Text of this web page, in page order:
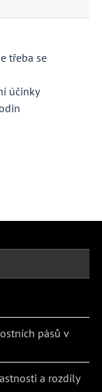
třeba se
účinky
pásů v
a rozdíly